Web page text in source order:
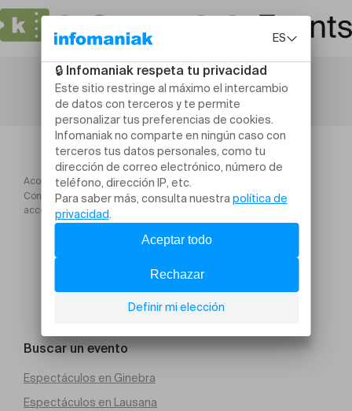
Acogida
Conférence "Plantes du cycle féminin : soulager, réguler,
accompagner"
Buscar un evento
Espectáculos en Ginebra
Espectáculos en Lausana